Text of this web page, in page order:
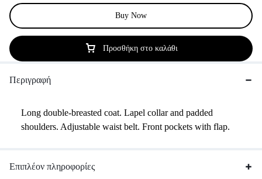
Προσθήκη στο καλάθι
Buy Now
Περιγραφή
Long double-breasted coat. Lapel collar and padded
shoulders. Adjustable waist belt. Front pockets with flap.
Επιπλέον πληροφορίες